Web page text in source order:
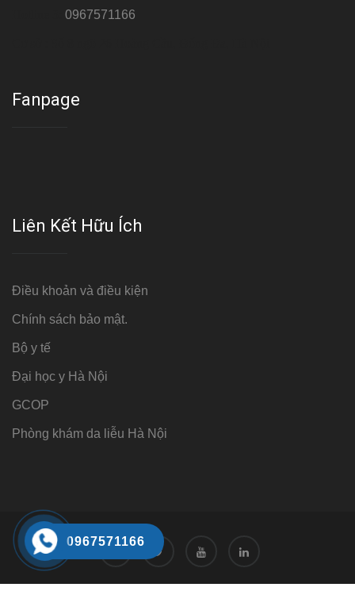
0967571166
Fanpage
Liên Kết Hữu Ích
Điều khoản và điều kiện
Chính sách bảo mật.
Bộ y tế
Đại học y Hà Nội
GCOP
Phòng khám da liễu Hà Nội
0967571166